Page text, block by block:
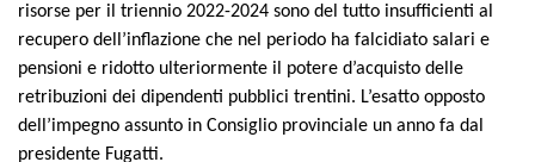
risorse per il triennio 2022-2024 sono del tutto insufficienti al
recupero dell’inflazione che nel periodo ha falcidiato salari e
pensioni e ridotto ulteriormente il potere d’acquisto delle
retribuzioni dei dipendenti pubblici trentini. L’esatto opposto
dell’impegno assunto in Consiglio provinciale un anno fa dal
presidente Fugatti.